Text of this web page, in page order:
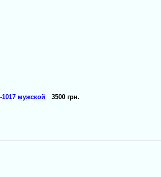
мужской 3500 грн.